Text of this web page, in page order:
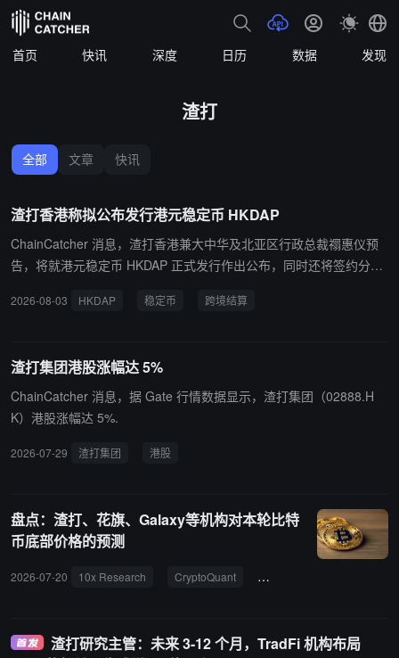
首页 快讯 深度 日历 数据 发现
渣打
全部 文章 快讯
渣打香港称拟公布发行港元稳定币 HKDAP
ChainCatcher 消息，渣打香港兼大中华及北亚区行政总裁禤惠仪预
告，将就港元稳定币 HKDAP 正式发行作出公布，同时还将签约分销
2C）模式，不会直接与终端方用户对接，而是会透过制定认可分销商
括代币化资产。
2026-08-03 HKDAP 稳定币 跨境结算
渣打集团港股涨幅达 5%
ChainCatcher 消息，据 Gate 行情数据显示，渣打集团（02888.H
K）港股涨幅达 5%.
2026-07-29 渣打集团 港股
盘点：渣打、花旗、Galaxy等机构对本轮比特
币底部价格的预测
2026-07-20 10x Research CryptoQuant Galaxy Research
渣打研究主管：未来 3-12 个月，TradFi 机构布局